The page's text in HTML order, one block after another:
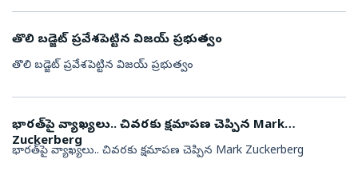
తొలి బడ్జెట్ ప్రవేశపెట్టిన విజయ్ ప్రభుత్వం
తొలి బడ్జెట్ ప్రవేశపెట్టిన విజయ్ ప్రభుత్వం
భారత్‌పై వ్యాఖ్యలు.. చివరకు క్షమాపణ చెప్పిన Mark
Zuckerberg
భారత్‌పై వ్యాఖ్యలు.. చివరకు క్షమాపణ చెప్పిన Mark Zuckerberg